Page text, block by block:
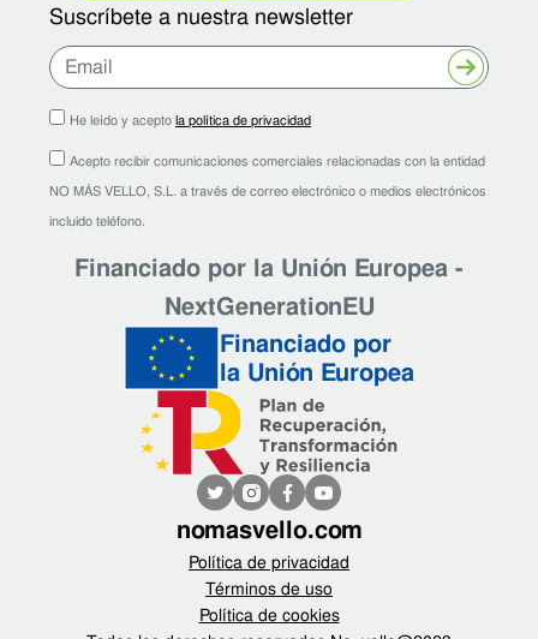
Suscríbete a nuestra newsletter
He leído y aceptola política de privacidad
Acepto recibir comunicaciones comerciales relacionadas con la entidad
NO MÁS VELLO, S.L. a través de correo electrónico o medios electrónicos
incluido teléfono.
Enviar
Financiado por la Unión Europea -
NextGenerationEU
Financiado por
la Unión Europea
nomasvello.com
Política de privacidad
Términos de uso
Política de cookies